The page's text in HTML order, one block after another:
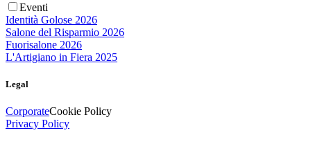
Eventi
Identità Golose 2026
Salone del Risparmio 2026
Fuorisalone 2026
L'Artigiano in Fiera 2025
Legal
CorporateCookie Policy
Privacy Policy